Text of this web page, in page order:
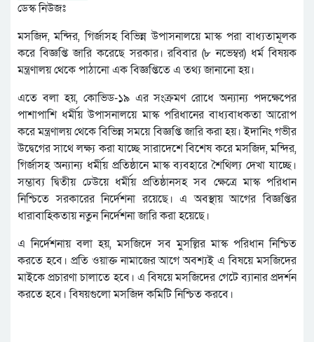
ডেস্ক নিউজঃ
মসজিদ, মন্দির, গির্জাসহ বিভিন্ন উপাসনালয়ে মাস্ক পরা বাধ্যতামূলক
করে বিজ্ঞপ্তি জারি করেছে সরকার। রবিবার (৮ নভেম্বর) ধর্ম বিষয়ক
মন্ত্রণালয় থেকে পাঠানো এক বিজ্ঞপ্তিতে এ তথ্য জানানো হয়।
এতে বলা হয়, কোভিড-১৯ এর সংক্রমণ রোধে অন্যান্য পদক্ষেপের
পাশাপাশি ধর্মীয় উপাসনালয়ে মাস্ক পরিধানের বাধ্যবাধকতা আরোপ
করে মন্ত্রণালয় থেকে বিভিন্ন সময়ে বিজ্ঞপ্তি জারি করা হয়। ইদানিং গভীর
উদ্বেগের সাথে লক্ষ্য করা যাচ্ছে সারাদেশে বিশেষ করে মসজিদ, মন্দির,
গির্জাসহ অন্যান্য ধর্মীয় প্রতিষ্ঠানে মাস্ক ব্যবহারে শৈথিল্য দেখা যাচ্ছে।
সম্ভাব্য দ্বিতীয় ঢেউয়ে ধর্মীয় প্রতিষ্ঠানসহ সব ক্ষেত্রে মাস্ক পরিধান
নিশ্চিতে সরকারের নির্দেশনা রয়েছে। এ অবস্থায় আগের বিজ্ঞপ্তির
ধারাবাহিকতায় নতুন নির্দেশনা জারি করা হয়েছে।
এ নির্দেশনায় বলা হয়, মসজিদে সব মুসল্লির মাস্ক পরিধান নিশ্চিত
করতে হবে। প্রতি ওয়াক্ত নামাজের আগে অবশ্যই এ বিষয়ে মসজিদের
মাইকে প্রচারণা চালাতে হবে। এ বিষয়ে মসজিদের গেটে ব্যানার প্রদর্শন
করতে হবে। বিষয়গুলো মসজিদ কমিটি নিশ্চিত করবে।